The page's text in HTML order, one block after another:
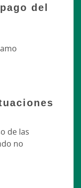
del
de las
no